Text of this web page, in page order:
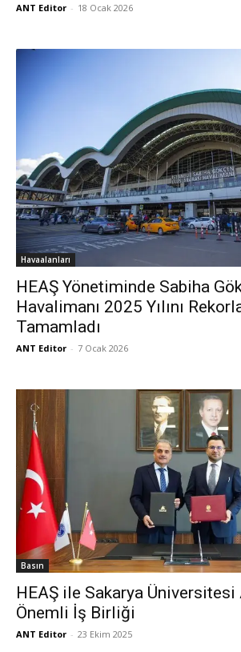
ANT Editor - 18 Ocak 2026
Havaalanları
HEAŞ Yönetiminde Sabiha
Havalimanı 2025 Yılını
Tamamladı
ANT Editor - 7 Ocak 2026
Basın
HEAŞ ile Sakarya Üniversitesi
Önemli İş Birliği
ANT Editor - 23 Ekim 2025